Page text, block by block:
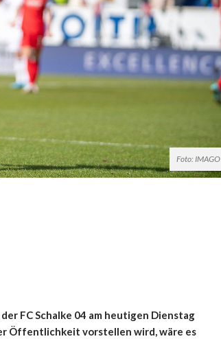
Foto: IMAGO
FC Schalke 04 am heutigen Dienstag
Öffentlichkeit vorstellen wird, wäre es